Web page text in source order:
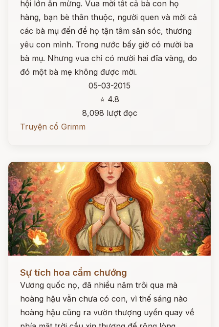
hội lớn ăn mừng. Vua mời tất cả bà con họ
hàng, bạn bè thân thuộc, người quen và mời cả
các bà mụ đến để họ tận tâm săn sóc, thương
yêu con mình. Trong nước bấy giờ có mười ba
bà mụ. Nhưng vua chỉ có mười hai đĩa vàng, do
đó một bà mẹ không được mời.
05-03-2015
⭐ 4.8
8,098 lượt đọc
Truyện cổ Grimm
Sự tích hoa cẩm chướng
Vương quốc nọ, đã nhiều năm trôi qua mà
hoàng hậu vẫn chưa có con, vì thế sáng nào
hoàng hậu cũng ra vườn thượng uyển quay về